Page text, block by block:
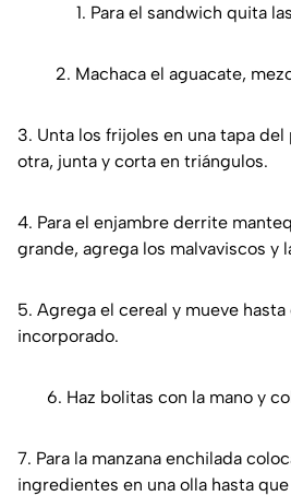
​1. ​Para el sandwich quita
​2.​ Machaca el aguacate,
​3.​ Unta los frijoles en una tapa del
otra, junta y corta en triángulos.
​4.​ Para el enjambre derrite
grande, agrega los malvaviscos y
​5.​ Agrega el cereal y mueve
incorporado.
​6.​ Haz bolitas con la mano y
​7.​ Para la manzana enchilada
ingredientes en una olla hasta